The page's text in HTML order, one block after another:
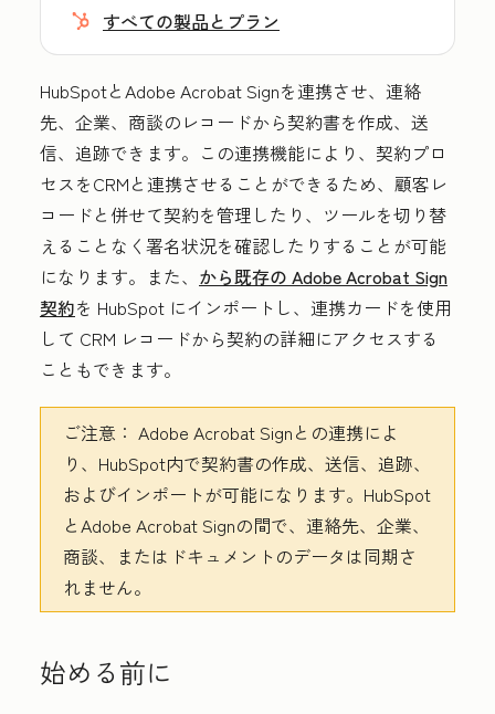
すべての製品とプラン
HubSpotとAdobe Acrobat Signを連携させ、連絡
先、企業、商談のレコードから契約書を作成、送
信、追跡できます。この連携機能により、契約プロ
セスをCRMと連携させることができるため、顧客レ
コードと併せて契約を管理したり、ツールを切り替
えることなく署名状況を確認したりすることが可能
になります。また、 から既存の Adobe Acrobat Sign
契約を HubSpot にインポートし、連携カードを使用
して CRM レコードから契約の詳細にアクセスする
こともできます。
ご注意： Adobe Acrobat Signとの連携によ
り、HubSpot内で契約書の作成、送信、追跡、
およびインポートが可能になります。HubSpot
とAdobe Acrobat Signの間で、連絡先、企業、
商談、またはドキュメントのデータは同期さ
れません。
始める前に